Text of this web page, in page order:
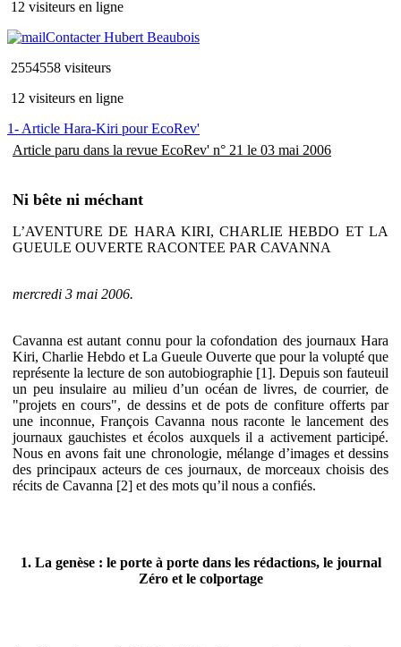
12 visiteurs en ligne
Contacter Hubert Beaubois
2554558 visiteurs
12 visiteurs en ligne
1- Article Hara-Kiri pour EcoRev'
Article paru dans la revue EcoRev' n° 21 le 03 mai 2006
Ni bête ni méchant
L’AVENTURE DE HARA KIRI, CHARLIE HEBDO ET LA
GUEULE OUVERTE RACONTEE PAR CAVANNA
mercredi 3 mai 2006.
Cavanna est autant connu pour la cofondation des journaux Hara
Kiri, Charlie Hebdo et La Gueule Ouverte que pour la volupté que
représente la lecture de son autobiographie [1]. Depuis son fauteuil
un peu insulaire au milieu d’un océan de livres, de courrier, de
"projets en cours", de dessins et de pots de confiture offerts par
une inconnue, François Cavanna nous raconte le lancement des
journaux gauchistes et écolos auxquels il a activement participé.
Nous en avons fait une chronologie, mélange d’images et dessins
des principaux acteurs de ces journaux, de morceaux choisis des
récits de Cavanna [2] et des mots qu’il nous a confiés.
1. La genèse : le porte à porte dans les rédactions, le journal
Zéro et le colportage